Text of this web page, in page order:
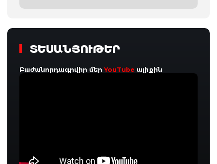
ՏԵՍԱՆՅՈՒԹԵՐ
Բաժանորդագրվիր մերYouTube ալիքին